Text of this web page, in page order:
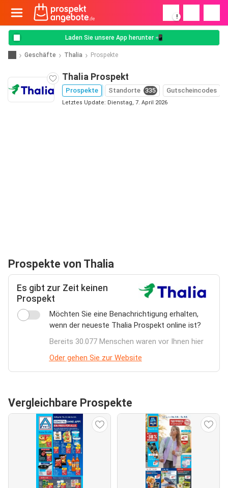
!
Laden Sie unsere App herunter 📲
Geschäfte Thalia Prospekte
Thalia Prospekt
Prospekte Standorte 335 Gutscheincodes
Letztes Update: Dienstag, 7. April 2026
Prospekte von Thalia
Es gibt zur Zeit keinen
Prospekt
Möchten Sie eine Benachrichtigung erhalten,
wenn der neueste Thalia Prospekt online ist?
Bereits 30.077 Menschen waren vor Ihnen hier
Oder gehen Sie zur Website
Vergleichbare Prospekte